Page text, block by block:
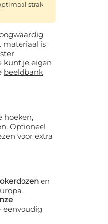
strak
materiaal is
kunt je eigen
beeldbank
hoeken,
Optioneel
voor extra
en
eenvoudig